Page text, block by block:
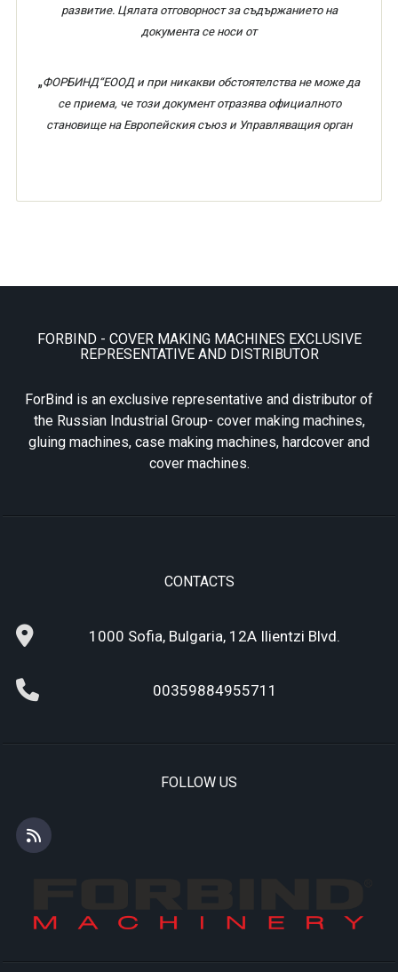
развитие. Цялата отговорност за съдържанието на
документа се носи от
„ФОРБИНД“ЕООД и при никакви обстоятелства не може да
се приема, че този документ отразява официалното
становище на Европейския съюз и Управляващия орган
FORBIND - COVER MAKING MACHINES EXCLUSIVE
REPRESENTATIVE AND DISTRIBUTOR
ForBind is an exclusive representative and distributor of
the Russian Industrial Group- cover making machines,
gluing machines, case making machines, hardcover and
cover machines.
CONTACTS
1000 Sofia, Bulgaria, 12A Ilientzi Blvd.
00359884955711
FOLLOW US